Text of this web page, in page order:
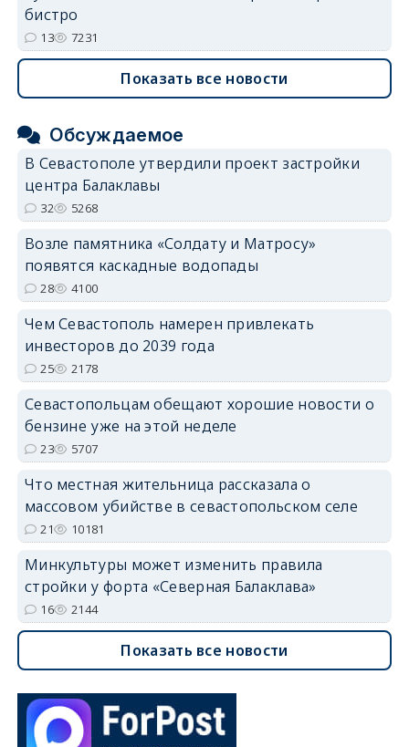
бистро
13 7231
Показать все новости
Обсуждаемое
В Севастополе утвердили проект застройки
центра Балаклавы
32 5268
Возле памятника «Солдату и Матросу»
появятся каскадные водопады
28 4100
Чем Севастополь намерен привлекать
инвесторов до 2039 года
25 2178
Севастопольцам обещают хорошие новости о
бензине уже на этой неделе
23 5707
Что местная жительница рассказала о
массовом убийстве в севастопольском селе
21 10181
Минкультуры может изменить правила
стройки у форта «Северная Балаклава»
16 2144
Показать все новости